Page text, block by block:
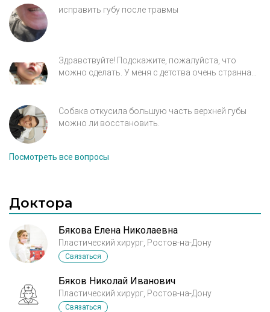
исправить губу после травмы
Здравствуйте! Подскажите, пожалуйста, что
можно сделать. У меня с детства очень странная
удлинить, исправить это, чтобы рот закрывался,
т.к закрывать мне приходится его только когда
Пепвые 2 фото - в детстве, третье - сейчас
Собака откусила большую часть верхней губы
можно ли восстановить.
Посмотреть все вопросы
Доктора
Бякова Елена Николаевна
Пластический хирург, Ростов-на-Дону
Связаться
Бяков Николай Иванович
Пластический хирург, Ростов-на-Дону
Связаться